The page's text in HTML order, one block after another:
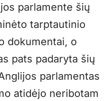
parlamente šių
tarptautinio
dokumentai, o
pats padaryta šių
parlamentas
atidėjo neribotam